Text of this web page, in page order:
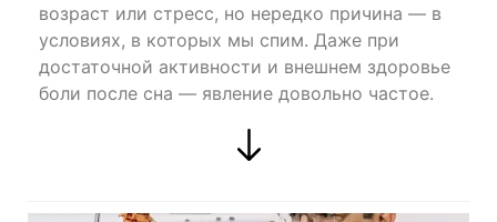
возраст или стресс, но нередко причина — в
условиях, в которых мы спим. Даже при
достаточной активности и внешнем здоровье
боли после сна — явление довольно частое.